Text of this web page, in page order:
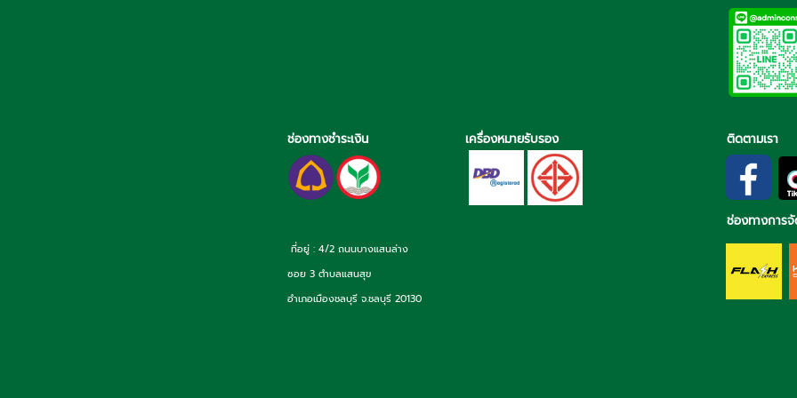
ช่องทางชำระเงิน เครื่องหมายรับรอง ติดตามเรา
ช่องทางการ
ที่อยู่ : 4/2 ถนนบางแสนล่าง
ซอย 3 ตำบลแสนสุข
อำเภอเมืองชลบุรี จ.ชลบุรี 20130